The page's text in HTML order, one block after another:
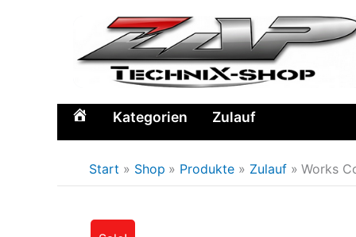
Home Kategorien Zulauf
Start Shop Produkte Zulauf Works